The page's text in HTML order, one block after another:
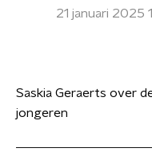
21 januari 2025
Saskia Geraerts over
jongeren